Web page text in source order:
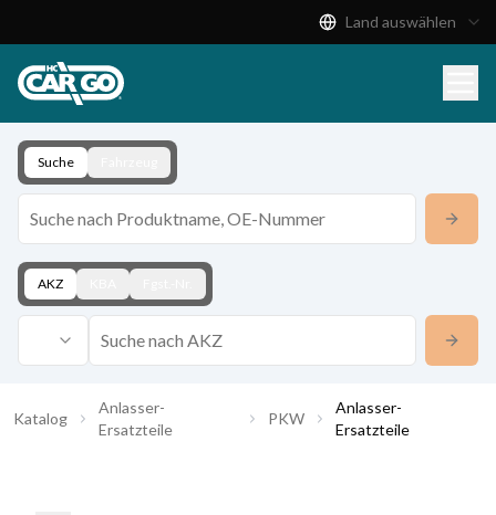
Download
Kontakt
Land auswählen
Suche
AKZ
Katalog
Anlasser-
Ersatzteile
PKW
Anlasser-
Ersatzteile